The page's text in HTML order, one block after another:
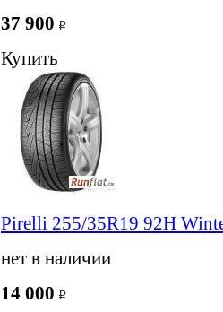
37 900
Купить
Pirelli 255/35R19 92H
нет в наличии
14 000